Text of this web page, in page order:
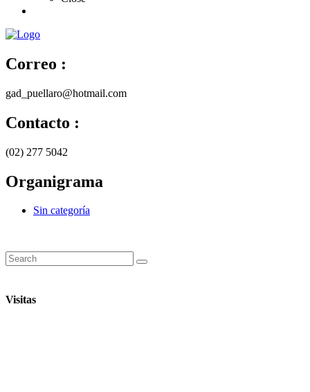
Correo :
gad_puellaro@hotmail.com
Contacto :
(02) 277 5042
Organigrama
Sin categoría
Visitas